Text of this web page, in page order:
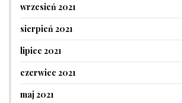
wrzesień 2021
sierpień 2021
lipiec 2021
czerwiec 2021
maj 2021